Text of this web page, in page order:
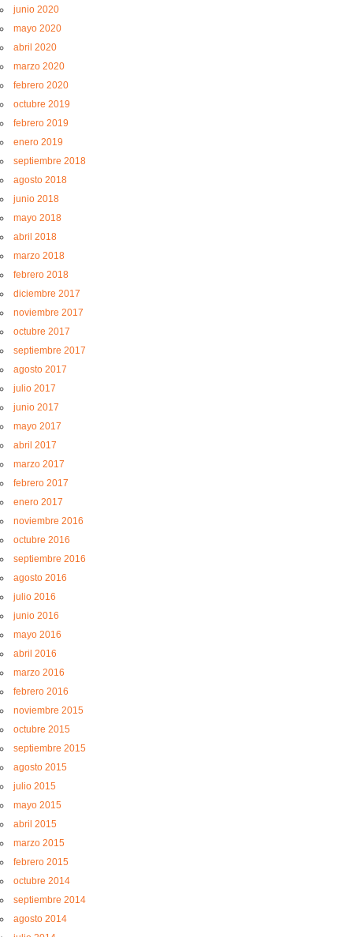
junio 2020
mayo 2020
abril 2020
marzo 2020
febrero 2020
octubre 2019
febrero 2019
enero 2019
septiembre 2018
agosto 2018
junio 2018
mayo 2018
abril 2018
marzo 2018
febrero 2018
diciembre 2017
noviembre 2017
octubre 2017
septiembre 2017
agosto 2017
julio 2017
junio 2017
mayo 2017
abril 2017
marzo 2017
febrero 2017
enero 2017
noviembre 2016
octubre 2016
septiembre 2016
agosto 2016
julio 2016
junio 2016
mayo 2016
abril 2016
marzo 2016
febrero 2016
noviembre 2015
octubre 2015
septiembre 2015
agosto 2015
julio 2015
mayo 2015
abril 2015
marzo 2015
febrero 2015
octubre 2014
septiembre 2014
agosto 2014